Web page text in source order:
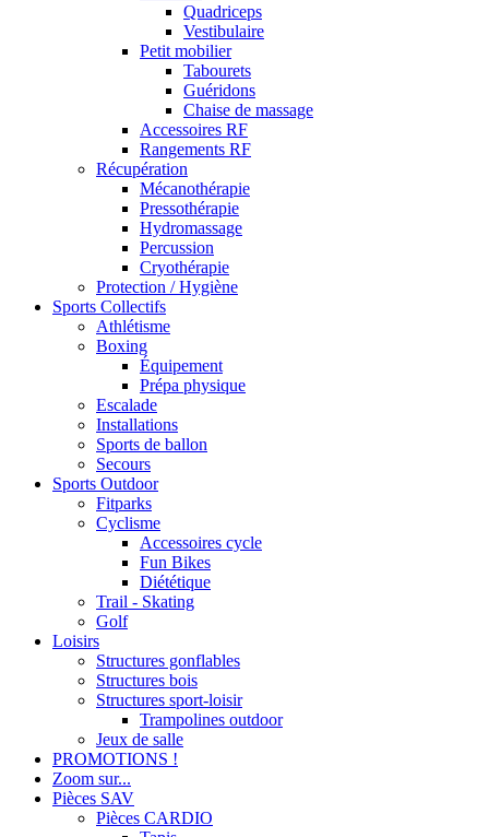
Quadriceps
Vestibulaire
Petit mobilier
Tabourets
Guéridons
Chaise de massage
Accessoires RF
Rangements RF
Récupération
Mécanothérapie
Pressothérapie
Hydromassage
Percussion
Cryothérapie
Protection / Hygiène
Sports Collectifs
Athlétisme
Boxing
Équipement
Prépa physique
Escalade
Installations
Sports de ballon
Secours
Sports Outdoor
Fitparks
Cyclisme
Accessoires cycle
Fun Bikes
Diététique
Trail - Skating
Golf
Loisirs
Structures gonflables
Structures bois
Structures sport-loisir
Trampolines outdoor
Jeux de salle
PROMOTIONS !
Zoom sur...
Pièces SAV
Pièces CARDIO